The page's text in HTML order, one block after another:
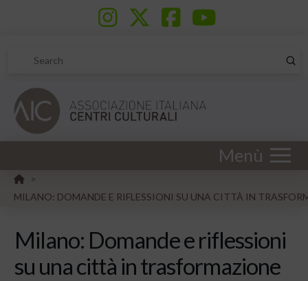
Search
Menù
HOME
>
MILANO: DOMANDE E RIFLESSIONI SU UNA CITTÀ IN
Milano: Domande e riflessioni
su una città in trasformazione